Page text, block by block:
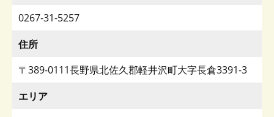
0267-31-5257
住所
〒389-0111長野県北佐久郡軽井沢町大字長倉3391-3
エリア